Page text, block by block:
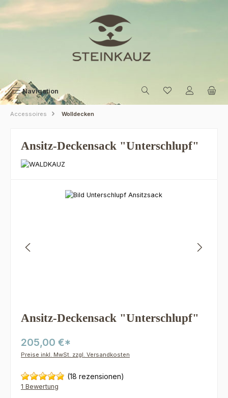
Zum Hauptinhalt springen
Navigation
Accessoires Wolldecken
Ansitz-Deckensack "Unterschlupf"
Bildergalerie überspringen
Ansitz-Deckensack "Unterschlupf"
205,00 €*
Preise inkl. MwSt. zzgl. Versandkosten
(18 rezensionen)
1 Bewertung